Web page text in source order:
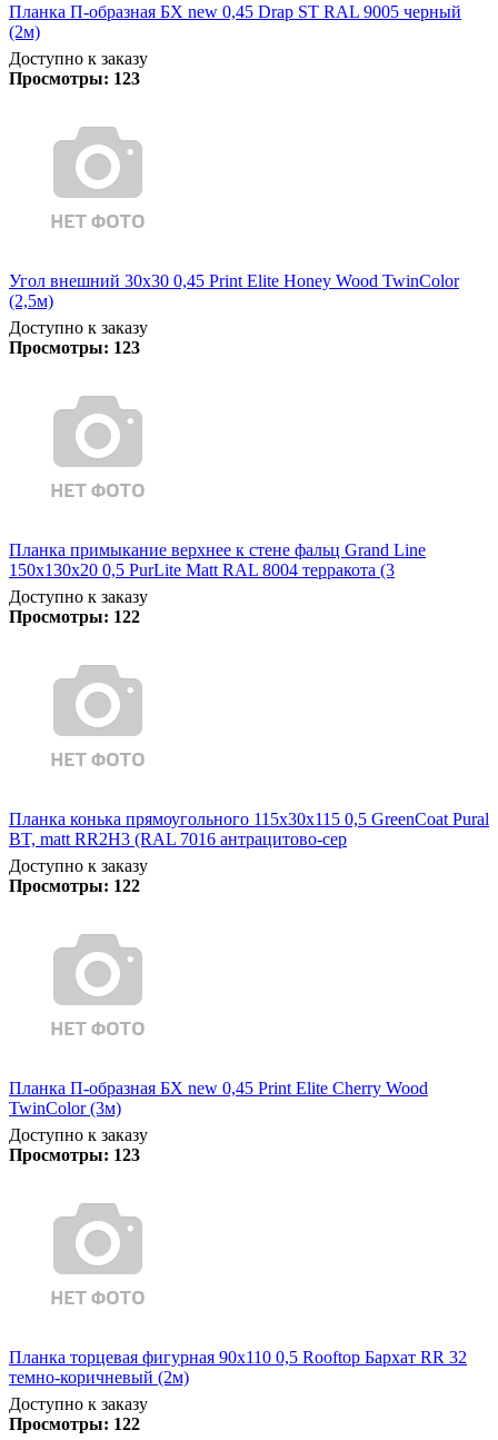
Планка П-образная БХ new 0,45 Drap ST RAL 9005 черный
(2м)
Доступно к заказу
Просмотры: 123
Угол внешний 30х30 0,45 Print Elite Honey Wood TwinColor
(2,5м)
Доступно к заказу
Просмотры: 123
Планка примыкание верхнее к стене фальц Grand Line
150х130х20 0,5 PurLite Matt RAL 8004 терракота (3
Доступно к заказу
Просмотры: 122
Планка конька прямоугольного 115х30х115 0,5 GreenCoat Pural
BT, matt RR2Н3 (RAL 7016 антрацитово-сер
Доступно к заказу
Просмотры: 122
Планка П-образная БХ new 0,45 Print Elite Cherry Wood
TwinColor (3м)
Доступно к заказу
Просмотры: 123
Планка торцевая фигурная 90х110 0,5 Rooftop Бархат RR 32
темно-коричневый (2м)
Доступно к заказу
Просмотры: 122